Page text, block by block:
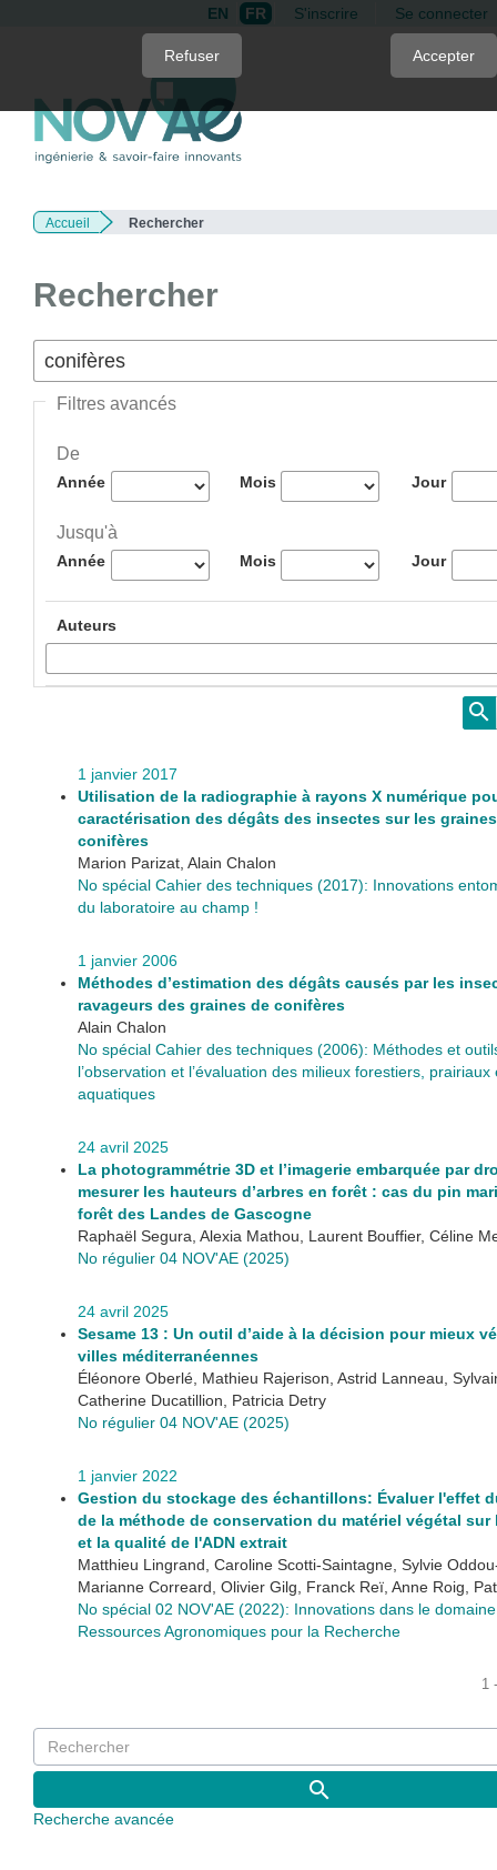
page
content
Navigation
Main
EN FR S'inscrire Se connecter
Accueil Rechercher
Rechercher
Filtres avancés
De
Année Mois Jour
Jusqu'à
Année Mois Jour
Auteurs
1 janvier 2017
Utilisation de la radiographie à rayons X numérique
caractérisation des dégâts des insectes sur les
conifères
Marion Parizat, Alain Chalon
No spécial Cahier des techniques (2017): Innovations
du laboratoire au champ !
1 janvier 2006
Méthodes d’estimation des dégâts causés par les
ravageurs des graines de conifères
Alain Chalon
No spécial Cahier des techniques (2006): Méthodes et
l’observation et l’évaluation des milieux forestiers, prairiaux
aquatiques
24 avril 2025
La photogrammétrie 3D et l’imagerie embarquée par
mesurer les hauteurs d’arbres en forêt : cas du pin
forêt des Landes de Gascogne
Raphaël Segura, Alexia Mathou, Laurent Bouffier, Céline
No régulier 04 NOV'AE (2025)
24 avril 2025
Sesame 13 : Un outil d’aide à la décision pour mieux
villes méditerranéennes
Éléonore Oberlé, Mathieu Rajerison, Astrid Lanneau,
Catherine Ducatillion, Patricia Detry
No régulier 04 NOV'AE (2025)
1 janvier 2022
Gestion du stockage des échantillons: Évaluer l'effet
de la méthode de conservation du matériel végétal sur
et la qualité de l'ADN extrait
Matthieu Lingrand, Caroline Scotti-Saintagne, Sylvie
Marianne Correard, Olivier Gilg, Franck Reï, Anne Roig,
No spécial 02 NOV'AE (2022): Innovations dans le
Ressources Agronomiques pour la Recherche
1
Recherche avancée
Refuser Accepter